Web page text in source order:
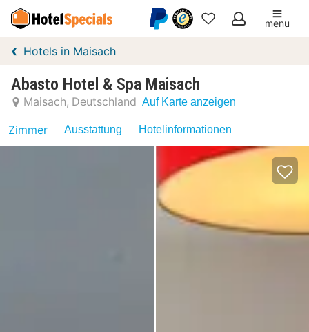
Meine
menu
Hotels in Maisach
Abasto Hotel & Spa Maisach
Maisach Deutschland Auf Karte anzeigen
Zimmer Ausstattung Hotelinformationen